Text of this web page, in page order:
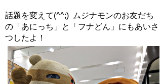
話題を変えて(^^;) ムジナモンのお友だち
の「あにっち」と「フナどん」にもあいさ
つしたよ！